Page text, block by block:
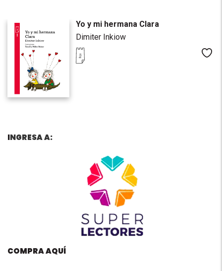
Yo y mi hermana Clara
Dimiter Inkiow
INGRESA A:
COMPRA AQUÍ